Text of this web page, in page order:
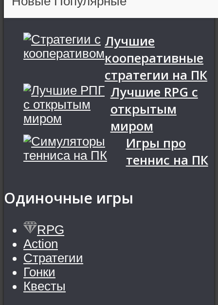
Лучшие
кооперативные
стратегии на ПК
Лучшие RPG с
открытым
миром
Игры про
теннис на ПК
Одиночные игры
RPG
Action
Стратегии
Гонки
Квесты